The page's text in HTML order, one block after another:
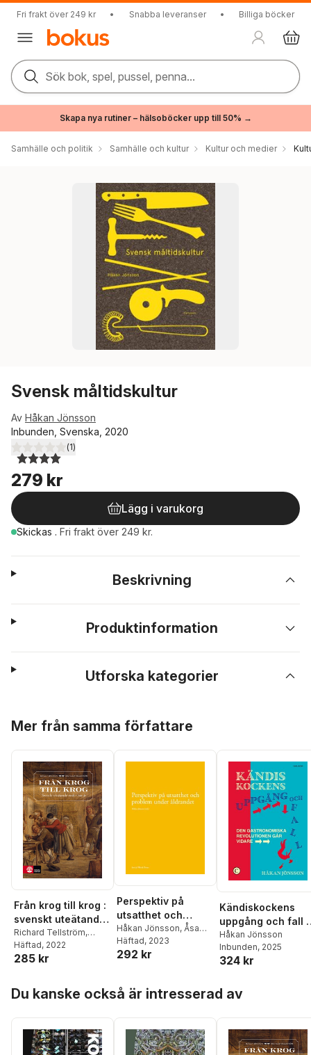
Fri frakt över 249 kr • Snabba leveranser • Billiga böcker
Sök bok, spel, pussel, penna...
Skapa nya rutiner – hälsoböcker upp till 50% →
Samhälle och politik Samhälle och kultur Kultur och medier
Svensk måltidskultur
Av Håkan Jönsson
Inbunden, Svenska, 2020
4,0utav 5 stjärnor. Totalt antal röster:
(1)
279 kr
Lägg i varukorg
Skickas . Fri frakt över 249 kr.
Beskrivning
Produktinformation
Utforska kategorier
Mer från samma författare
Från krog till krog :
svenskt uteätande
under 700 år
Richard Tellström,
Håkan Jönsson
Häftad, 2022
285 kr
Perspektiv på
utsatthet och
problem under
åldrandet
Håkan Jönsson, Åsa
Alftberg,Torbjörn
Bildtgård
Böytler ,Yvonne
Magnusson,Glenn
Möllergren,Rosita
Nyman,Tobias Olsson
Häftad, 2023
292 kr
Kändiskockens
uppgång och fall :
den
revolutionen går
vidare
Håkan Jönsson
Inbunden, 2025
324 kr
Du kanske också är intresserad av